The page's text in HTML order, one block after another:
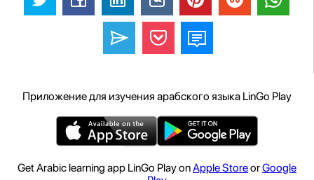
Приложение для изучения арабского языка LinGo Play
Get Arabic learning app LinGo Play onApple StoreorGoogle